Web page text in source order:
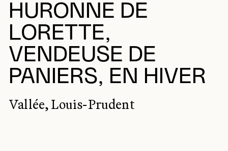
HURONNE DE
LORETTE,
VENDEUSE DE
PANIERS, EN HIVER
Vallée, Louis-Prudent